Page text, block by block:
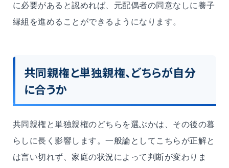
に必要があると認めれば、元配偶者の同意なしに養子
縁組を進めることができるようになります。
共同親権と単独親権、どちらが自分
に合うか
共同親権と単独親権のどちらを選ぶかは、その後の暮
らしに長く影響します。一般論としてこちらが正解と
は言い切れず、家庭の状況によって判断が変わりま